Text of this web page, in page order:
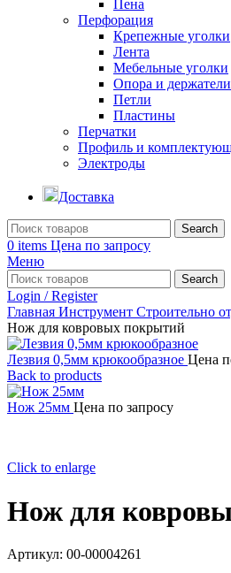
Пена
Перфорация
Крепежные уголки
Лента
Мебельные уголки
Опора и держатели
Петли
Пластины
Перчатки
Профиль и
Электроды
Доставка
Search
0 items Цена по запросу
Меню
Search
Login / Register
Главная Инструмент Строительно
Нож для ковровых покрытий
Лезвия 0,5мм крюкообразное Цена
Back to products
Нож 25мм Цена по запросу
Click to enlarge
Нож для
Артикул: 00-00004261